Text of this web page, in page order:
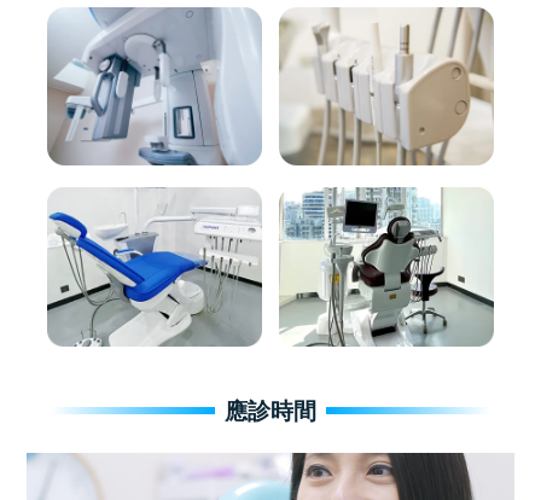
應診時間